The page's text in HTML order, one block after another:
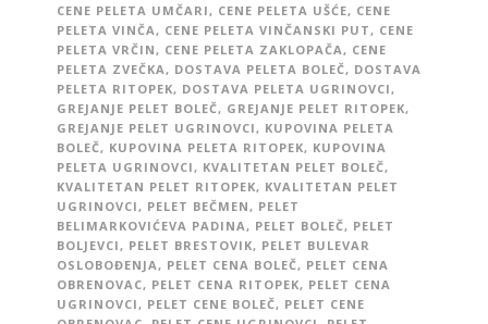
CENE PELETA UMČARI , CENE PELETA UŠĆE, CENE
PELETA VINČA , CENE PELETA VINČANSKI PUT , CENE
PELETA VRČIN , CENE PELETA ZAKLOPAČA , CENE
PELETA ZVEČKA , DOSTAVA PELETA BOLEČ, DOSTAVA
PELETA RITOPEK, DOSTAVA PELETA UGRINOVCI ,
GREJANJE PELET BOLEČ, GREJANJE PELET RITOPEK,
GREJANJE PELET UGRINOVCI , KUPOVINA PELETA
BOLEČ, KUPOVINA PELETA RITOPEK, KUPOVINA
PELETA UGRINOVCI , KVALITETAN PELET BOLEČ,
KVALITETAN PELET RITOPEK, KVALITETAN PELET
UGRINOVCI , PELET BEČMEN , PELET
BELIMARKOVIĆEVA PADINA , PELET BOLEČ, PELET
BOLJEVCI , PELET BRESTOVIK, PELET BULEVAR
OSLOBOĐENJA , PELET CENA BOLEČ, PELET CENA
OBRENOVAC, PELET CENA RITOPEK, PELET CENA
UGRINOVCI , PELET CENE BOLEČ, PELET CENE